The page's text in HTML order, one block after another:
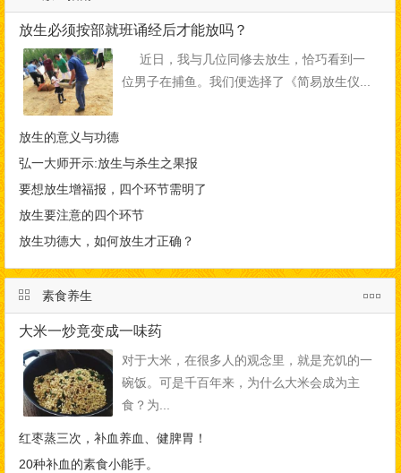
放生必须按部就班诵经后才能放吗？
近日，我与几位同修去放生，恰巧看到一
位男子在捕鱼。我们便选择了《简易放生仪...
放生的意义与功德
弘一大师开示:放生与杀生之果报
要想放生增福报，四个环节需明了
放生要注意的四个环节
放生功德大，如何放生才正确？
素食养生
大米一炒竟变成一味药
对于大米，在很多人的观念里，就是充饥的一
碗饭。可是千百年来，为什么大米会成为主
食？为...
红枣蒸三次，补血养血、健脾胃！
20种补血的素食小能手。